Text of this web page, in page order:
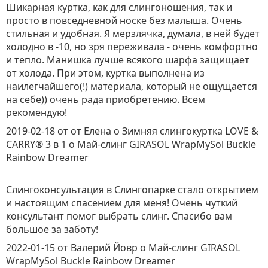
Шикарная куртка, как для слингоношения, так и
просто в повседневной носке без малыша. Очень
стильная и удобная. Я мерзлячка, думала, в ней будет
холодно в -10, но зря переживала - очень комфортно
и тепло. Манишка лучше всякого шарфа защищает
от холода. При этом, куртка выполнена из
наилегчайшего(!) материала, который не ощущается
на себе)) очень рада приобретению. Всем
рекомендую!
2019-02-18 от от Елена о Зимняя слингокуртка LOVE &
CARRY® 3 в 1 о Май-слинг GIRASOL WrapMySol Buckle
Rainbow Dreamer
Слингоконсультация в Слингопарке стало открытием
и настоящим спасением для меня! Очень чуткий
консультант помог выбрать слинг. Спасибо вам
большое за заботу!
2022-01-15 от Валерий Йовр о Май-слинг GIRASOL
WrapMySol Buckle Rainbow Dreamer